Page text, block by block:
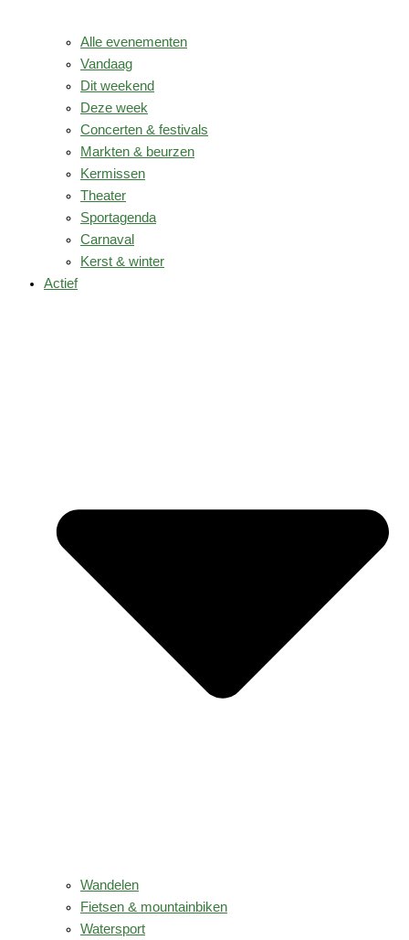
Alle evenementen
Vandaag
Dit weekend
Deze week
Concerten & festivals
Markten & beurzen
Kermissen
Theater
Sportagenda
Carnaval
Kerst & winter
Actief
Wandelen
Fietsen & mountainbiken
Watersport